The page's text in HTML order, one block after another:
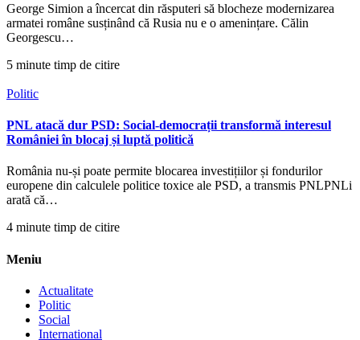
George Simion a încercat din răsputeri să blocheze modernizarea
armatei române susținând că Rusia nu e o amenințare. Călin
Georgescu…
5 minute timp de citire
Politic
PNL atacă dur PSD: Social-democrații transformă interesul
României în blocaj și luptă politică
România nu-și poate permite blocarea investițiilor și fondurilor
europene din calculele politice toxice ale PSD, a transmis PNLPNLi
arată că…
4 minute timp de citire
Meniu
Actualitate
Politic
Social
International